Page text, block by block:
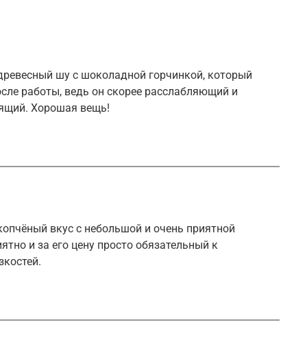
шу с шоколадной горчинкой, который
работы, ведь он скорее расслабляющий и
Хорошая вещь!
вкус с небольшой и очень приятной
и за его цену просто обязательный к